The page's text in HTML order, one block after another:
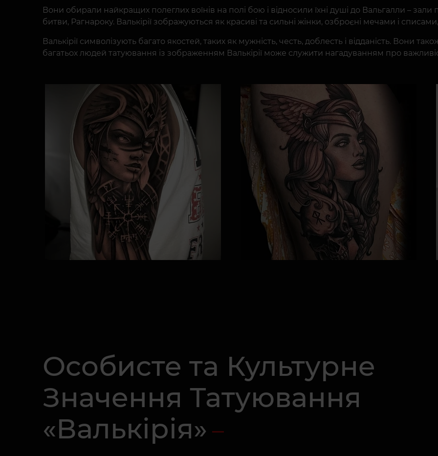
Вони обирали найкращих полеглих воїнів на полі бою і відносили їхні душі до Вальгалли – зали
битви, Рагнароку. Валькірії зображуються як красиві та сильні жінки, озброєні мечами і
Валькірії символізують багато якостей, таких як мужність, честь, доблесть і відданість. Вони
багатьох людей татуювання із зображенням Валькірії може служити нагадуванням про
Особисте та Культурне
Значення Татуювання
«Валькірія»